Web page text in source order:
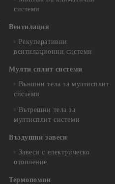
системи
Вентилация
Рекуперативни
вентилационни системи
Мулти сплит системи
Външни тела за мултисплит
системи
Вътрешни тела за
мултисплит системи
Въздушни завеси
Завеси с електрическо
отопление
Термопомпи